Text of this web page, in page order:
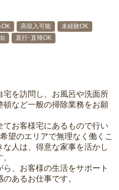
OK 高収入可能
未経験OK
直行･直帰OK
を訪問し、お風呂や洗面所
など一般の掃除業務をお願
お客様宅にあるもので行い
望のエリアで無理なく働くこ
人は、得意な家事を活かし
、お客様の生活をサポート
あるお仕事です。